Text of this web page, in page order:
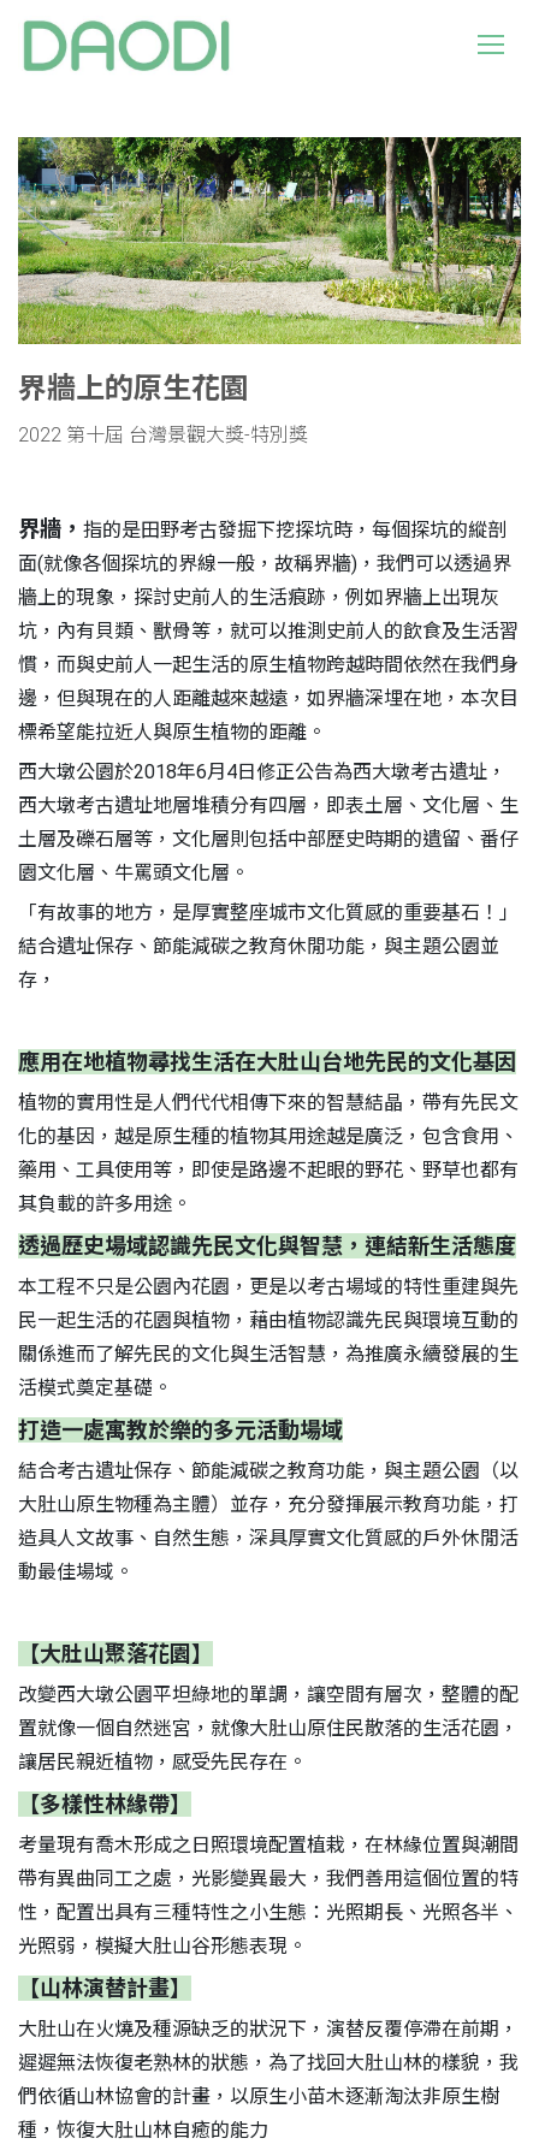
界牆上的原生花園
2022 第十屆 台灣景觀大獎-特別獎
界牆， 指的是田野考古發掘下挖探坑時，每個探坑的縱剖
面(就像各個探坑的界線一般，故稱界牆)，我們可以透過界
牆上的現象，探討史前人的生活痕跡，例如界牆上出現灰
坑，內有貝類、獸骨等，就可以推測史前人的飲食及生活習
慣，而與史前人一起生活的原生植物跨越時間依然在我們身
邊，但與現在的人距離越來越遠，如界牆深埋在地，本次目
標希望能拉近人與原生植物的距離。
西大墩公園於2018年6月4日修正公告為西大墩考古遺址，
西大墩考古遺址地層堆積分有四層，即表土層、文化層、生
土層及礫石層等，文化層則包括中部歷史時期的遺留、番仔
園文化層、牛罵頭文化層。
「有故事的地方，是厚實整座城市文化質感的重要基石！」
結合遺址保存、節能減碳之教育休閒功能，與主題公園並
存，
應用在地植物尋找生活在大肚山台地先民的文化基因
植物的實用性是人們代代相傳下來的智慧結晶，帶有先民文
化的基因，越是原生種的植物其用途越是廣泛，包含食用、
藥用、工具使用等，即使是路邊不起眼的野花、野草也都有
其負載的許多用途。
透過歷史場域認識先民文化與智慧，連結新生活態度
本工程不只是公園內花園，更是以考古場域的特性重建與先
民一起生活的花園與植物，藉由植物認識先民與環境互動的
關係進而了解先民的文化與生活智慧，為推廣永續發展的生
活模式奠定基礎。
打造一處寓教於樂的多元活動場域
結合考古遺址保存、節能減碳之教育功能，與主題公園（以
大肚山原生物種為主體）並存，充分發揮展示教育功能，打
造具人文故事、自然生態，深具厚實文化質感的戶外休閒活
動最佳場域。
【大肚山聚落花園】
改變西大墩公園平坦綠地的單調，讓空間有層次，整體的配
置就像一個自然迷宮，就像大肚山原住民散落的生活花園，
讓居民親近植物，感受先民存在。
【多樣性林緣帶】
考量現有喬木形成之日照環境配置植栽，在林緣位置與潮間
帶有異曲同工之處，光影變異最大，我們善用這個位置的特
性，配置出具有三種特性之小生態：光照期長、光照各半、
光照弱，模擬大肚山谷形態表現。
【山林演替計畫】
大肚山在火燒及種源缺乏的狀況下，演替反覆停滯在前期，
遲遲無法恢復老熟林的狀態，為了找回大肚山林的樣貌，我
們依循山林協會的計畫，以原生小苗木逐漸淘汰非原生樹
種，恢復大肚山林自癒的能力